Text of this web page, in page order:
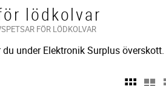
lödkolvar
FÖR LÖDKOLVAR
under Elektronik Surplus överskott.